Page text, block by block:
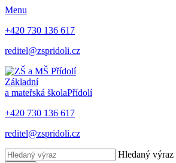
Menu
+420 730 136 617
reditel@zspridoli.cz
Základní
a mateřská školaPřídolí
+420 730 136 617
reditel@zspridoli.cz
Hledaný výraz